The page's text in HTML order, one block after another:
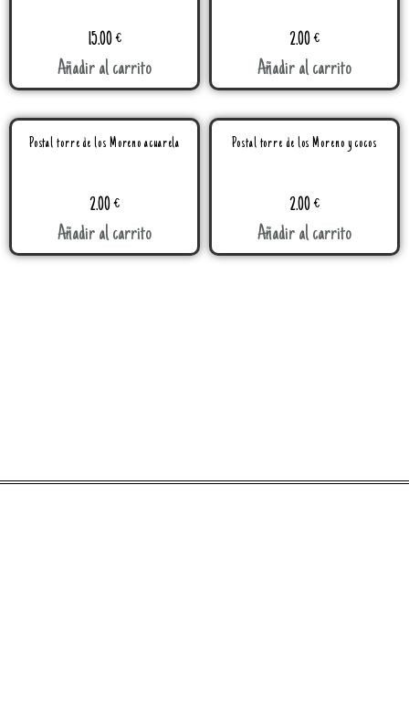
15.00€
Añadir al carrito
2.00€
Añadir al carrito
Postal torre de los Moreno acuarela
2.00€
Añadir al carrito
Postal torre de los Moreno y cocos
2.00€
Añadir al carrito